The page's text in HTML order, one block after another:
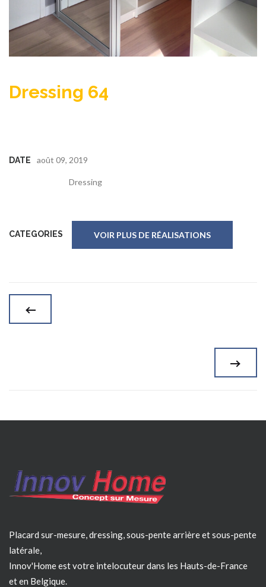
Dressing 64
DATE août 09, 2019
CATEGORIES
Dressing
VOIR PLUS DE RÉALISATIONS
Placard sur-mesure, dressing, sous-pente arrière et sous-pente
latérale,
Innov'Home est votre intelocuteur dans les Hauts-de-France
et en Belgique.